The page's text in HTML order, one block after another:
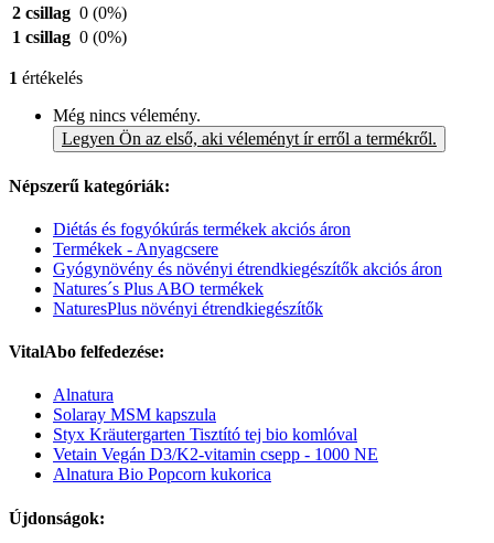
2 csillag 0 (0%)
1 csillag 0 (0%)
1 értékelés
Még nincs vélemény.
Legyen Ön az első, aki véleményt ír erről a termékről.
Népszerű kategóriák:
Diétás és fogyókúrás termékek akciós áron
Termékek - Anyagcsere
Gyógynövény és növényi étrendkiegészítők akciós áron
Natures´s Plus ABO termékek
NaturesPlus növényi étrendkiegészítők
VitalAbo felfedezése:
Alnatura
Solaray MSM kapszula
Styx Kräutergarten Tisztító tej bio komlóval
Vetain Vegán D3/K2-vitamin csepp - 1000 NE
Alnatura Bio Popcorn kukorica
Újdonságok: